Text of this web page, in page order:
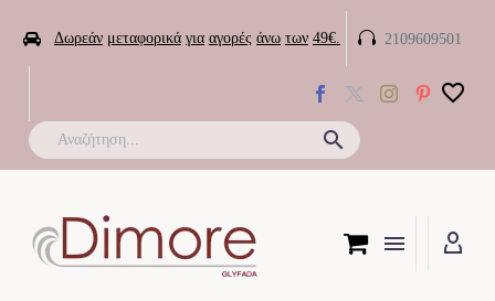
 Δωρεάν μεταφορικά για αγορές άνω των 49€. 
 2109609501